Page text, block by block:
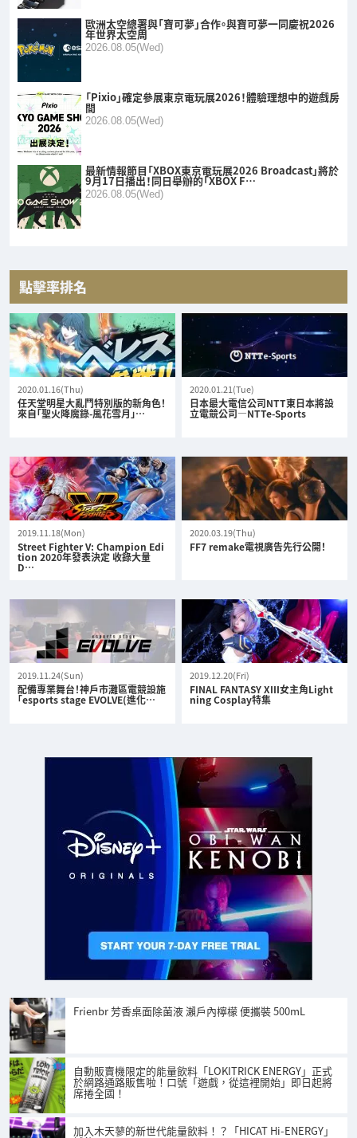
歐洲太空總署與「寶可夢」合作。與寶可夢一同慶祝2026
年世界太空周
2026.08.05(Wed)
「Pixio」確定參展東京電玩展2026！體驗理想中的遊戲房
間
2026.08.05(Wed)
最新情報節目「XBOX東京電玩展2026 Broadcast」將於
9月17日播出！同日舉辦的「XBOX F…
2026.08.05(Wed)
點擊率排名
2020.01.16(Thu)
任天堂明星大亂鬥特別版的新角色！
來自「聖火降魔錄-風花雪月」…
2020.01.21(Tue)
日本最大電信公司NTT東日本將設
立電競公司—NTTe-Sports
2019.11.18(Mon)
Street Fighter V: Champion Edi
tion 2020年發表決定 收錄大量
D…
2020.03.19(Thu)
FF7 remake電視廣告先行公開！
2019.11.24(Sun)
配備專業舞台！神戶市灘區電競設施
「esports stage EVOLVE(進化…
2019.12.20(Fri)
FINAL FANTASY XIII女主角Light
ning Cosplay特集
Frienbr 芳香桌面除菌液 瀨戶內檸檬 便攜裝 500mL
自動販賣機限定的能量飲料「LOKITRICK ENERGY」正式
於網路通路販售啦！口號「遊戲，從這裡開始」即日起將
席捲全國！
加入木天蓼的新世代能量飲料！？「HICAT Hi-ENERGY」